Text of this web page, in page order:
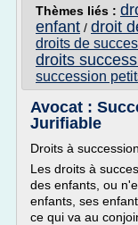
Thèmes liés :
enfant / droit
droits de
droits
succession
Avocat :
Jurifiable
Droits à
Les droits à
des enfants, ou
enfants, ses
ce qui va au